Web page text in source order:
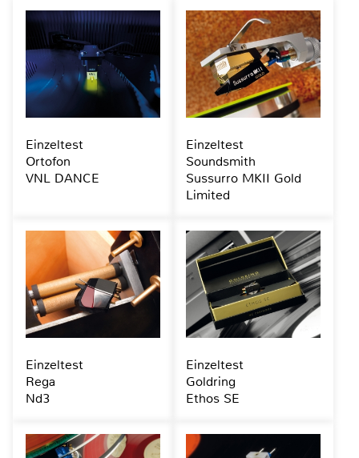
Einzeltest
Ortofon
VNL DANCE
Einzeltest
Soundsmith
Sussurro MKII Gold
Limited
Einzeltest
Rega
Nd3
Einzeltest
Goldring
Ethos SE